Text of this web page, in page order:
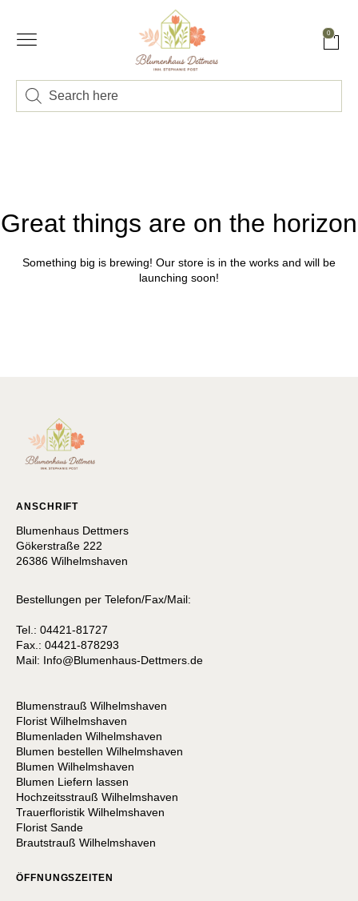
0
Great things are on the horizon
Something big is brewing! Our store is in the works and will be
launching soon!
ANSCHRIFT
Blumenhaus Dettmers
Gökerstraße 222
26386 Wilhelmshaven
Bestellungen per Telefon/Fax/Mail:
Tel.: 04421-81727
Fax.: 04421-878293
Mail: Info@Blumenhaus-Dettmers.de
Blumenstrauß Wilhelmshaven
Florist Wilhelmshaven
Blumenladen Wilhelmshaven
Blumen bestellen Wilhelmshaven
Blumen Wilhelmshaven
Blumen Liefern lassen
Hochzeitsstrauß Wilhelmshaven
Trauerfloristik Wilhelmshaven
Florist Sande
Brautstrauß Wilhelmshaven
ÖFFNUNGSZEITEN